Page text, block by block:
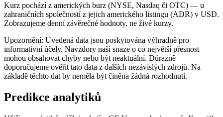
Kurz pochází z amerických burz (NYSE, Nasdaq či OTC) — u
zahraničních společností z jejich amerického listingu (ADR) v USD.
Zobrazujeme denní závěrečné hodnoty, ne živé kurzy.
Upozornění: Uvedená data jsou poskytována výhradně pro
informativní účely. Navzdory naší snaze o co největší přesnost
mohou obsahovat chyby nebo být neaktuální. Důrazně
doporučujeme ověřit tato data z dalších nezávislých zdrojů. Na
základě těchto dat by neměla být činěna žádná rozhodnutí.
Predikce analytiků